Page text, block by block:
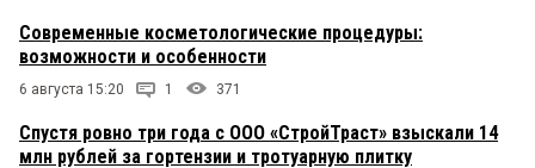
Современные косметологические процедуры:
возможности и особенности
6 августа 15:20 1 371
Спустя ровно три года с ООО «СтройТраст» взыскали 14
млн рублей за гортензии и тротуарную плитку